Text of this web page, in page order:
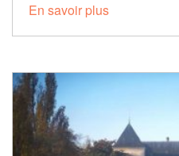
En savoir plus